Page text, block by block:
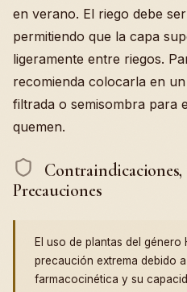
en verano. El riego debe
permitiendo que la capa
ligeramente entre riegos.
recomienda colocarla en
filtrada o semisombra para
quemen.
Contraindicaciones,
Precauciones
El uso de plantas del género
precaución extrema debido
farmacocinética y su